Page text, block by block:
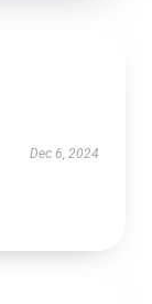
Dec 6, 2024